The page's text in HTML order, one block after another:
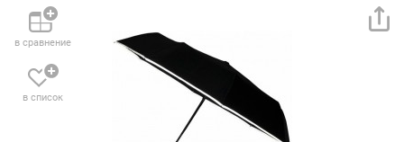
в сравнение
в список